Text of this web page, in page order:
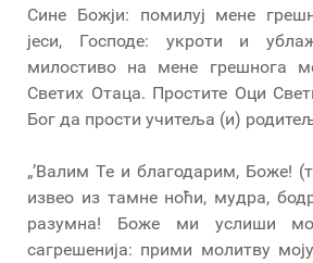
Сине Божји: помилуј мене
јеси, Господе: укроти и
милостиво на мене грешнога
Светих Отаца. Простите Оци
Бог да прости учитеља (и)
„’Валим Те и благодарим, Боже!
извео из тамне ноћи, мудра,
разумна! Боже ми услиши
сагрешенија: прими молитву